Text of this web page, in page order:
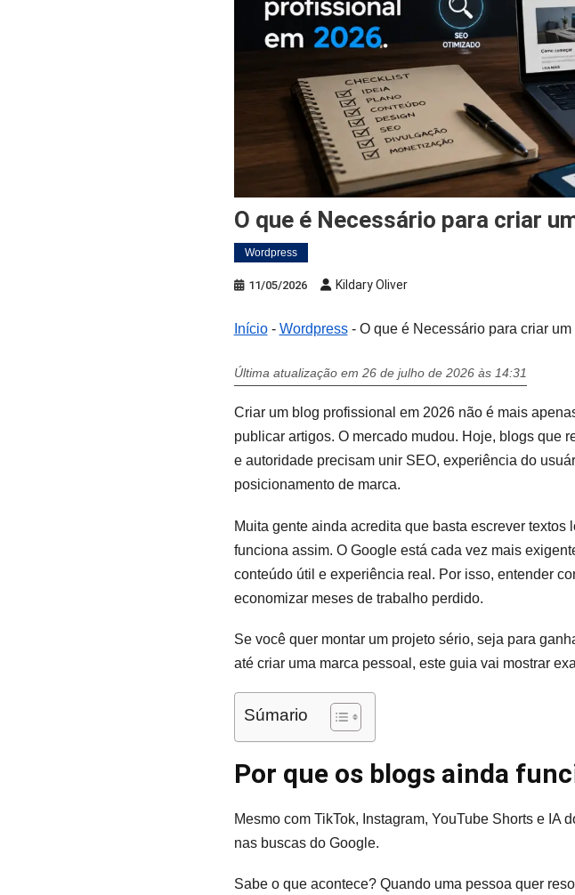
O que é Necessário para criar
Wordpress
11/05/2026 Kildary Oliver
Início- Wordpress- O que é Necessário para criar um
Última atualização em 26 de julho de 2026 às 14:31
Criar um blog profissional em 2026 não é mais
publicar artigos. O mercado mudou. Hoje, blogs que
e autoridade precisam unir SEO, experiência do
posicionamento de marca.
Muita gente ainda acredita que basta escrever
funciona assim. O Google está cada vez mais
conteúdo útil e experiência real. Por isso, entender
economizar meses de trabalho perdido.
Se você quer montar um projeto sério, seja para
até criar uma marca pessoal, este guia vai mostrar
Súmario
Por que os blogs ainda
Mesmo com TikTok, Instagram, YouTube Shorts e IA
nas buscas do Google.
Sabe o que acontece? Quando uma pessoa quer